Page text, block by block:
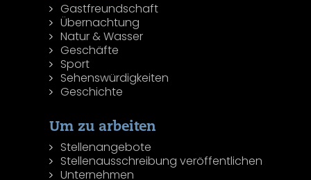
Gastfreundschaft
Übernachtung
Natur & Wasser
Geschäfte
Sport
Sehenswürdigkeiten
Geschichte
Um zu arbeiten
Stellenangebote
Stellenausschreibung veröffentlichen
Unternehmen